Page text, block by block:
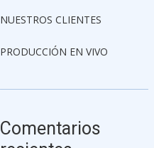
NUESTROS CLIENTES
PRODUCCIÓN EN VIVO
Comentarios